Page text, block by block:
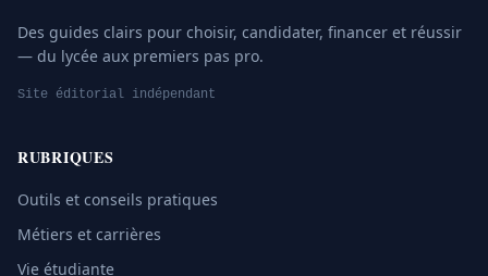
Des guides clairs pour choisir, candidater, financer et réussir
— du lycée aux premiers pas pro.
Site éditorial indépendant
RUBRIQUES
Outils et conseils pratiques
Métiers et carrières
Vie étudiante